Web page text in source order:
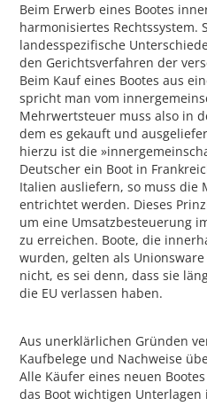
Beim Erwerb eines Bootes
harmonisiertes Rechtssystem.
landesspezifische
den Gerichtsverfahren der
Beim Kauf eines Bootes aus
spricht man vom
Mehrwertsteuer muss also in
dem es gekauft und
hierzu ist die
Deutscher ein Boot in
Italien ausliefern, so muss die
entrichtet werden. Dieses
um eine Umsatzbesteuerung
zu erreichen. Boote, die
wurden, gelten als
nicht, es sei denn, dass sie
die EU verlassen haben.
Aus unerklärlichen Gründen
Kaufbelege und Nachweise
Alle Käufer eines neuen
das Boot wichtigen